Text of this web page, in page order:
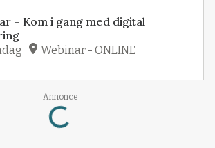
– Kom i gang med digital
Webinar - ONLINE
Annonce
Loading...